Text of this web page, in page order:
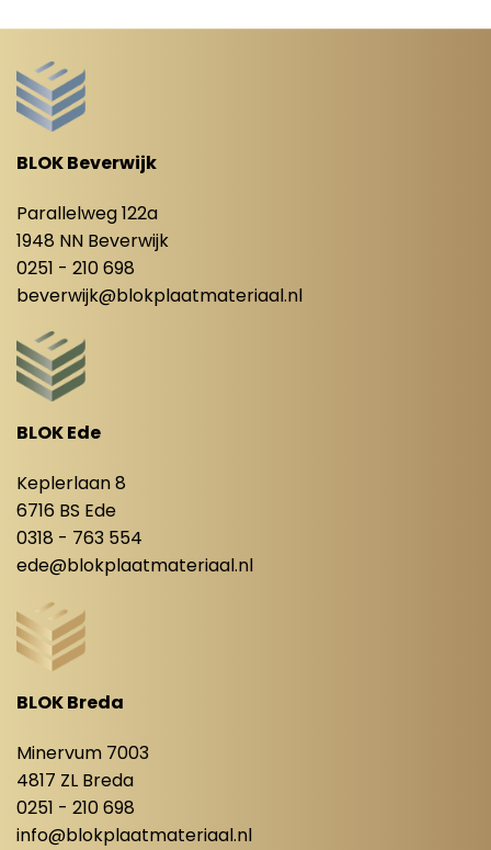
BLOK Beverwijk
Parallelweg 122a
1948 NN Beverwijk
0251 - 210 698
beverwijk@blokplaatmateriaal.nl
BLOK Ede
Keplerlaan 8
6716 BS Ede
0318 - 763 554
ede@blokplaatmateriaal.nl
BLOK Breda
Minervum 7003
4817 ZL Breda
0251 - 210 698
info@blokplaatmateriaal.nl